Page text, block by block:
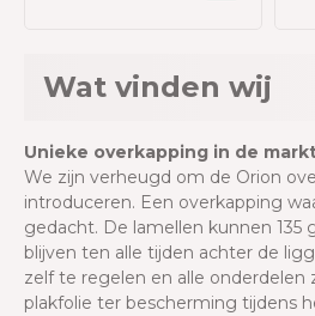
Wat vinden wij
Unieke overkapping in de
We zijn verheugd om de Orion
introduceren. Een overkapping
gedacht. De lamellen kunnen 135
blijven ten alle tijden achter de
zelf te regelen en alle onderdelen
plakfolie ter bescherming tijdens